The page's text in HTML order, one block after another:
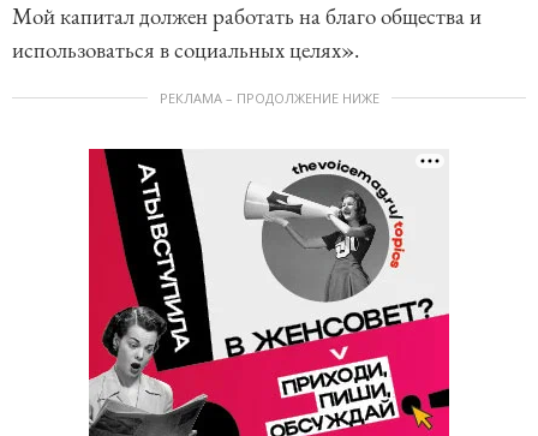
Мой капитал должен работать на благо общества и
использоваться в социальных целях».
РЕКЛАМА – ПРОДОЛЖЕНИЕ НИЖЕ